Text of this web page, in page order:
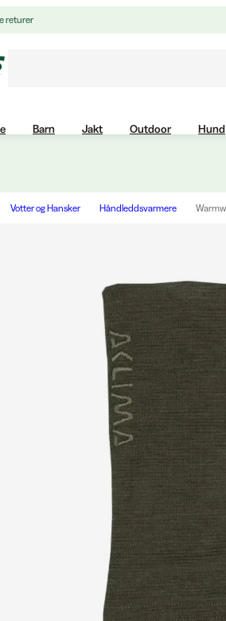
returer
Barn Jakt Outdoor Hund
Votter og Hansker Håndleddsvarmere